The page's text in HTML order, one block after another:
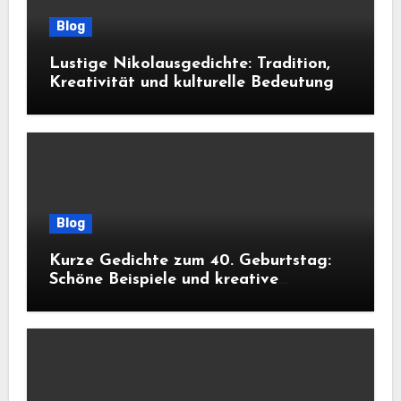
Blog
Lustige Nikolausgedichte: Tradition,
Kreativität und kulturelle Bedeutung
Blog
Kurze Gedichte zum 40. Geburtstag:
Schöne Beispiele und kreative